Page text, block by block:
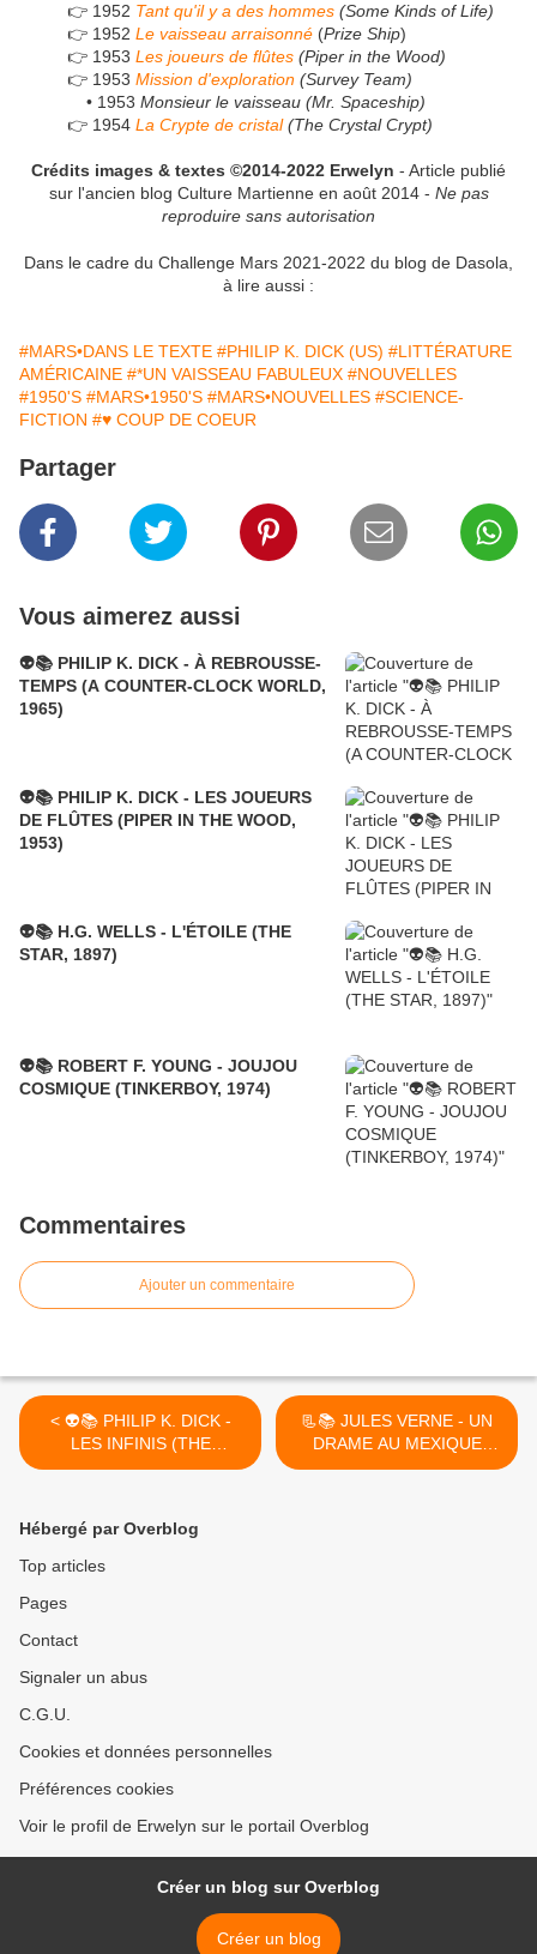
👉 1952 Tant qu'il y a des hommes (Some Kinds of Life)
👉 1952 Le vaisseau arraisonné (Prize Ship)
👉 1953 Les joueurs de flûtes (Piper in the Wood)
👉 1953 Mission d'exploration (Survey Team)
• 1953 Monsieur le vaisseau (Mr. Spaceship)
👉 1954 La Crypte de cristal(The Crystal Crypt)
Crédits images & textes ©2014-2022 Erwelyn - Article publié
sur l'ancien blog Culture Martienne en août 2014 - Ne pas
reproduire sans autorisation
Dans le cadre du Challenge Mars 2021-2022 du blog de Dasola,
à lire aussi :
#MARS•DANS LE TEXTE #PHILIP K. DICK (US) #LITTÉRATURE
AMÉRICAINE #*UN VAISSEAU FABULEUX #NOUVELLES
#1950'S #MARS•1950'S #MARS•NOUVELLES #SCIENCE-
FICTION #♥ COUP DE COEUR
Partager
Vous aimerez aussi
👽📚 PHILIP K. DICK - À REBROUSSE-
TEMPS (A COUNTER-CLOCK WORLD,
1965)
👽📚 PHILIP K. DICK - LES JOUEURS
DE FLÛTES (PIPER IN THE WOOD,
1953)
👽📚 H.G. WELLS - L'ÉTOILE (THE
STAR, 1897)
👽📚 ROBERT F. YOUNG - JOUJOU
COSMIQUE (TINKERBOY, 1974)
Commentaires
Ajouter un commentaire
< 👽📚 PHILIP K. DICK -
LES INFINIS (THE
INFINITES, 1953)
📃📚 JULES VERNE - UN
DRAME AU MEXIQUE
(1851-1876) - PRÉFACÉ ET
Hébergé par Overblog
Top articles
Pages
Contact
Signaler un abus
C.G.U.
Cookies et données personnelles
Préférences cookies
Voir le profil de Erwelyn sur le portail Overblog
Créer un blog sur Overblog
Créer un blog